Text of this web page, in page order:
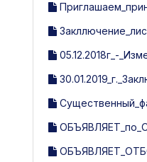
05.12.2018г_-